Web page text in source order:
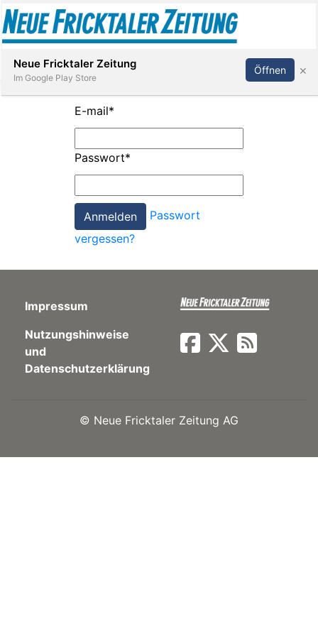
Paper
App
Abonnieren Anmelden
E-mail*
Passwort*
Passwort
vergessen?
Impressum
Nutzungshinweise
und
Datenschutzerklärung
© Neue Fricktaler Zeitung AG
Neue Fricktaler Zeitung
Im Google Play Store
Öffnen ×